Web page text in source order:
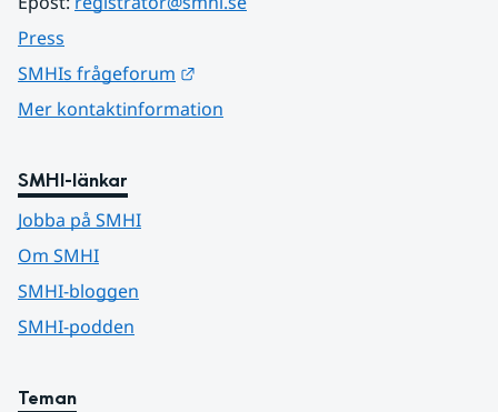
Press
SMHIs frågeforum
Mer kontaktinformation
SMHI-länkar
Jobba på SMHI
Om SMHI
SMHI-bloggen
SMHI-podden
Teman